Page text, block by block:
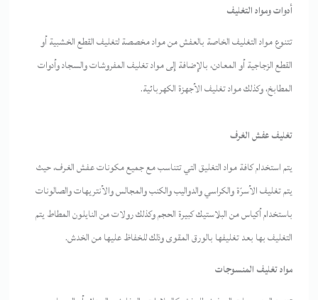
أدوات ومواد التغليف
تتنوع مواد التغليف الخاصة بالعفش من مواد مخصصة لتغليف القطع الخشبية أو
القطع الزجاجية أو المعادن، بالإضافة إلى مواد تغليف المفروشات والسجاد وأدوات
المطابخ، وكذلك مواد تغليف الأجهزة الكهربائية.
تغليف عفش الغرف
يتم استخدام كافة مواد التغليق التي تتناسب مع جميع مكونات عفش الغرف، حيث
يتم تغليف الأسرّة والكراسي والدواليب والكنب والمجالس والأنتريهات والصالونات
باستخدام أكياس من البلاستيك كبيرة الحجم وكذلك رولات من النايلون المطاط يتم
التغليف بها بعد تغليفها بالورق المقوى وذلك للخفاظ عليها من الخدش.
مواد تغليف المنسوجات